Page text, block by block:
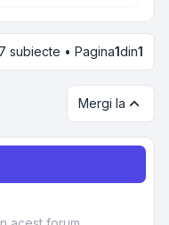
subiecte • Pagina1din1
Mergi la